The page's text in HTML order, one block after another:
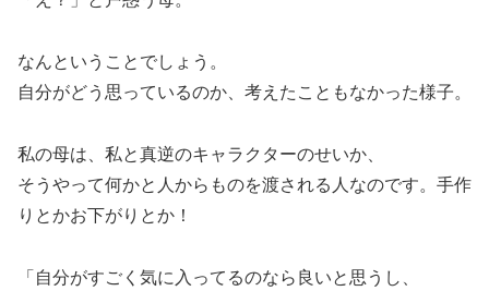
なんということでしょう。
自分がどう思っているのか、考えたこともなかった様子。
私の母は、私と真逆のキャラクターのせいか、
そうやって何かと人からものを渡される人なのです。手作
りとかお下がりとか！
「自分がすごく気に入ってるのなら良いと思うし、